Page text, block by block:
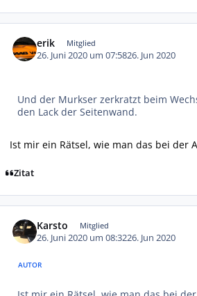
erik Mitglied
26. Juni 2020 um 07:5826. Jun 2020
Und der Murkser zerkratzt beim
den Lack der Seitenwand.
Ist mir ein Rätsel, wie man das bei der
Zitat
Karsto Mitglied
26. Juni 2020 um 08:3226. Jun 2020
AUTOR